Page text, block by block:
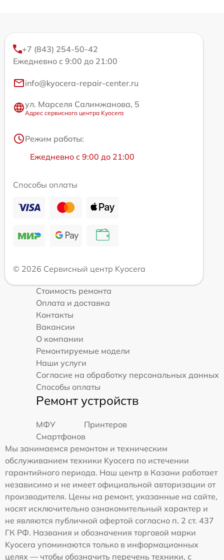
+7 (843) 254-50-42
Ежедневно с 9:00 до 21:00
info@kyocera-repair-center.ru
ул. Марселя Салимжанова, 5
Адрес сервисного центра Kyocera
Режим работы:
Ежедневно с 9:00 до 21:00
Способы оплаты
© 2026 Сервисный центр Kyocera
Стоимость ремонта
Оплата и доставка
Контакты
Вакансии
О компании
Ремонтируемые модели
Наши услуги
Согласие на обработку персональных данных
Способы оплаты
Ремонт устройств
МФУ
Принтеров
Смартфонов
Мы занимаемся ремонтом и техническим
обслуживанием техники Kyocera по истечении
гарантийного периода. Наш центр в Казани работает
независимо и не имеет официальной авторизации от
производителя. Цены на ремонт, указанные на сайте,
носят исключительно ознакомительный характер и
не являются публичной офертой согласно п. 2 ст. 437
ГК РФ. Названия и обозначения торговой марки
Kyocera упоминаются только в информационных
целях — чтобы обозначить перечень техники, с